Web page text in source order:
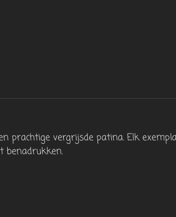
prachtige vergrijsde patina. Elk
benadrukken.